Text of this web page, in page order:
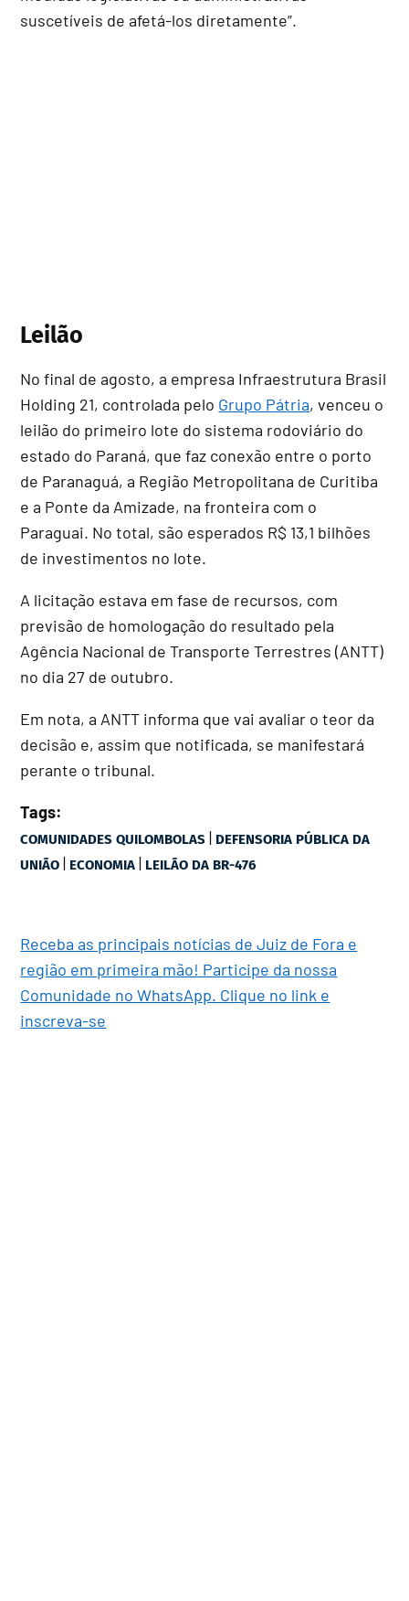
suscetíveis de afetá-los diretamente”.
Leilão
No final de agosto, a empresa Infraestrutura Brasil
Holding 21, controlada pelo Grupo Pátria, venceu o
leilão do primeiro lote do sistema rodoviário do
estado do Paraná, que faz conexão entre o porto
de Paranaguá, a Região Metropolitana de Curitiba
e a Ponte da Amizade, na fronteira com o
Paraguai. No total, são esperados R$ 13,1 bilhões
de investimentos no lote.
A licitação estava em fase de recursos, com
previsão de homologação do resultado pela
Agência Nacional de Transporte Terrestres (ANTT)
no dia 27 de outubro.
Em nota, a ANTT informa que vai avaliar o teor da
decisão e, assim que notificada, se manifestará
perante o tribunal.
Tags:
COMUNIDADES QUILOMBOLAS | DEFENSORIA PÚBLICA DA
UNIÃO | ECONOMIA | LEILÃO DA BR-476
Receba as principais notícias de Juiz de Fora e
região em primeira mão! Participe da nossa
Comunidade no WhatsApp. Clique no link e
inscreva-se